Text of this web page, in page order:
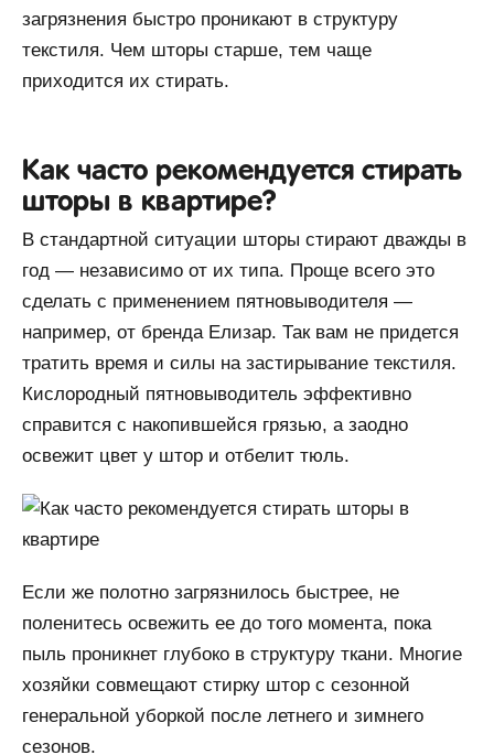
загрязнения быстро проникают в структуру
текстиля. Чем шторы старше, тем чаще
приходится их стирать.
Как часто рекомендуется стирать
шторы в квартире?
В стандартной ситуации шторы стирают дважды в
год — независимо от их типа. Проще всего это
сделать с применением пятновыводителя —
например, от бренда Елизар. Так вам не придется
тратить время и силы на застирывание текстиля.
Кислородный пятновыводитель эффективно
справится с накопившейся грязью, а заодно
освежит цвет у штор и отбелит тюль.
Если же полотно загрязнилось быстрее, не
поленитесь освежить ее до того момента, пока
пыль проникнет глубоко в структуру ткани. Многие
хозяйки совмещают стирку штор с сезонной
генеральной уборкой после летнего и зимнего
сезонов.